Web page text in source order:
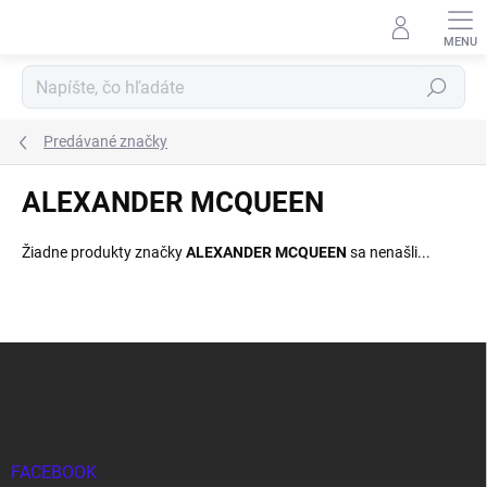
Hľadať
Predávané značky
ALEXANDER MCQUEEN
Žiadne produkty značkyALEXANDER MCQUEEN sa nenašli...
FACEBOOK